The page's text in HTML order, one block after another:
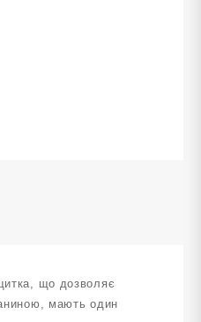
що дозволяє
мають один